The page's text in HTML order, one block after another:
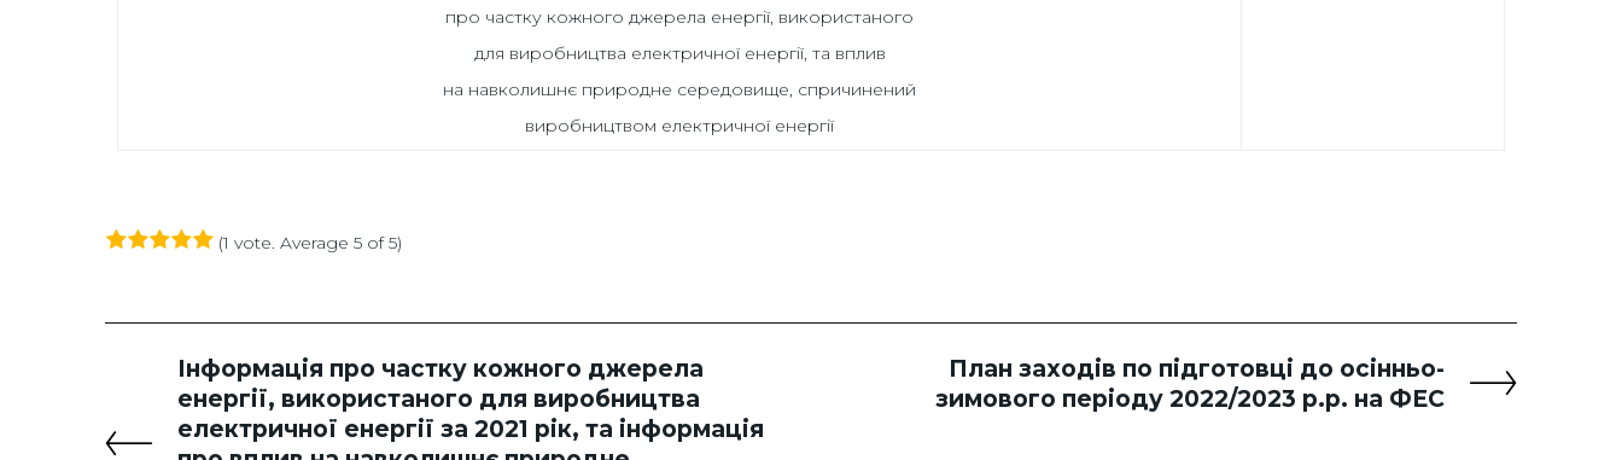
про частку кожного джерела енергії, використаного
для виробництва електричної енергії, та вплив
на навколишнє природне середовище, спричинений
виробництвом електричної енергії
(1 vote . Average 5 of 5)
Інформація про частку кожного джерела
енергії, використаного для виробництва
електричної енергії за 2021 рік, та інформація
План заходів по підготовці до осінньо-
зимового періоду 2022/2023 р.р. на ФЕС